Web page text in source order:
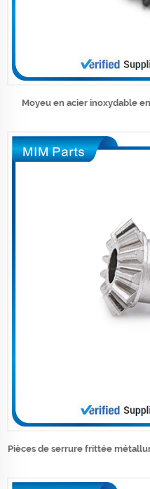
Moyeu en acier inoxydable
Pièces de serrure frittée